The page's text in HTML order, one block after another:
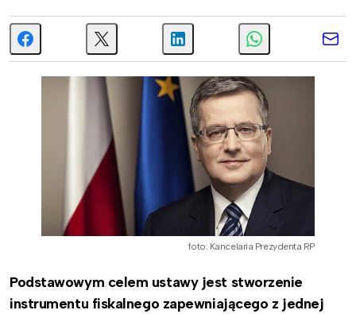
foto: Kancelaria Prezydenta RP
Podstawowym celem ustawy jest stworzenie
instrumentu fiskalnego zapewniającego z jednej